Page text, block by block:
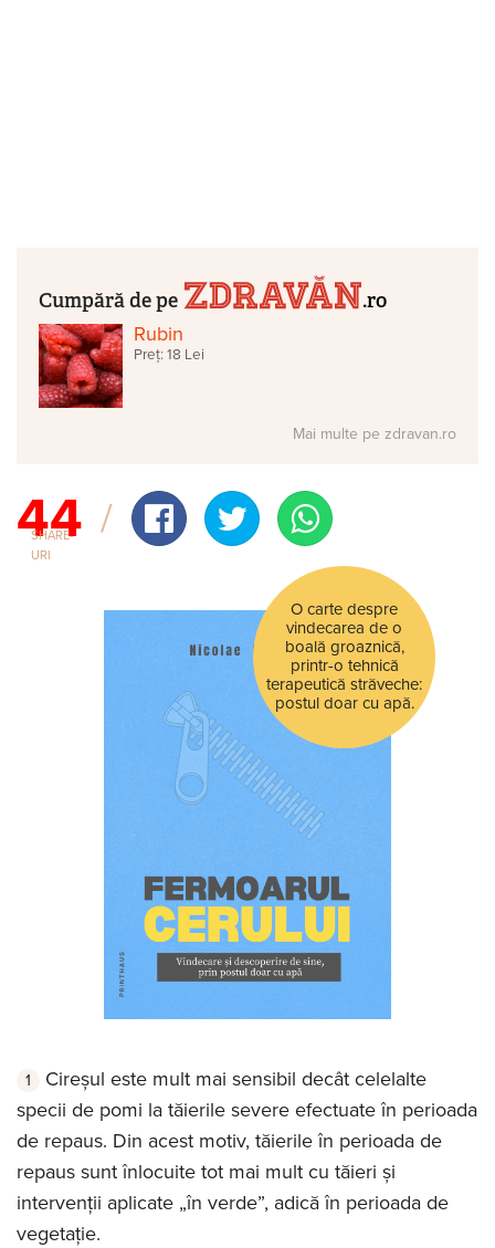
Cumpără de pe .ro
Rubin
Preț: 18 Lei
Mai multe pe zdravan.ro
44
SHARE-
URI
O carte despre
vindecarea de o
boală groaznică,
printr-o tehnică
terapeutică străveche:
postul doar cu apă.
Cireșul este mult mai sensibil decât celelalte
specii de pomi la tăierile severe efectuate în perioada
de repaus. Din acest motiv, tăierile în perioada de
repaus sunt înlocuite tot mai mult cu tăieri și
intervenții aplicate „în verde”, adică în perioada de
vegetație.